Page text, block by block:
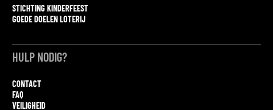
STICHTING KINDERFEEST
GOEDE DOELEN LOTERIJ
HULP NODIG?
CONTACT
FAQ
VEILIGHEID